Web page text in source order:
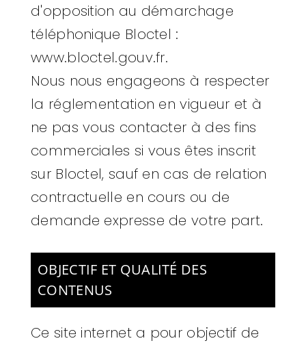
d'opposition au démarchage
téléphonique Bloctel :
www.bloctel.gouv.fr.
Nous nous engageons à respecter
la réglementation en vigueur et à
ne pas vous contacter à des fins
commerciales si vous êtes inscrit
sur Bloctel, sauf en cas de relation
contractuelle en cours ou de
demande expresse de votre part.
OBJECTIF ET QUALITÉ DES
CONTENUS
Ce site internet a pour objectif de